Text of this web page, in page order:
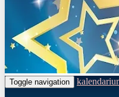
Toggle navigation